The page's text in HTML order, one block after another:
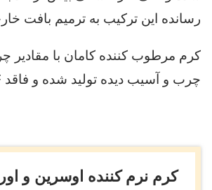
رسانده این ترکیب به ترمیم بافت
کرم مرطوب کننده کامان با
چرب و آسیب دیده تولید شده و فاقد SPF است.